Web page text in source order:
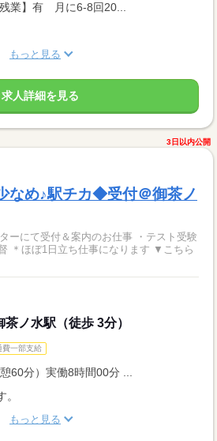
業】有 月に6-8回20...
もっと見る
求人詳細を見る
3日以内公開
なめ♪駅チカ◆受付＠御茶ノ
受付＆案内のお仕事 ・テスト受験
ら
ノ水駅（徒歩 3分）
費一部支給
60分）実働8時間00分 ...
もっと見る